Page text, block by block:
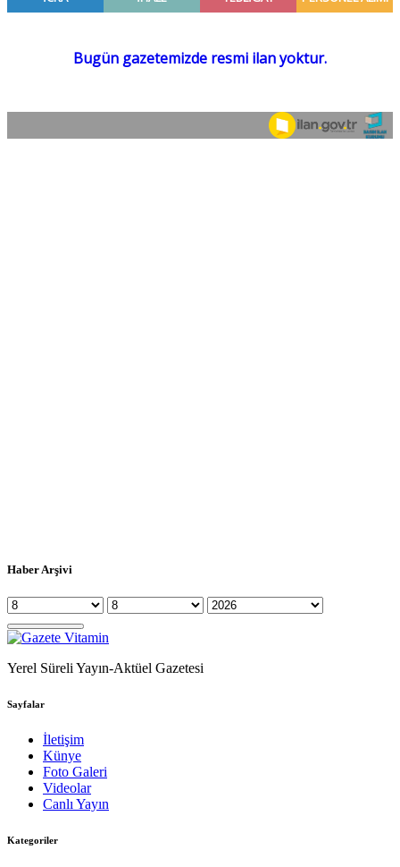
Haber Arşivi
Yerel Süreli Yayın-Aktüel Gazetesi
Sayfalar
İletişim
Künye
Foto Galeri
Videolar
Canlı Yayın
Kategoriler